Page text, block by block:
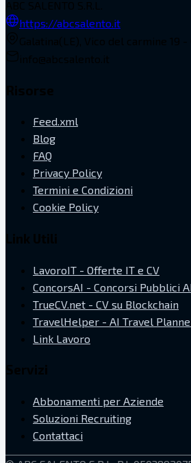
https://abcsalento.it
Feed.xml
Blog
FAQ
Privacy Policy
Termini e Condizioni
Cookie Policy
LavoroIT - Offerte IT e CV
ConcorsAI - Concorsi Pubblici AI
TrueCV.net - CV su Blockchain
TravelHelper - AI Travel
Link Lavoro
Abbonamenti per Aziende
Soluzioni Recruiting
Contattaci